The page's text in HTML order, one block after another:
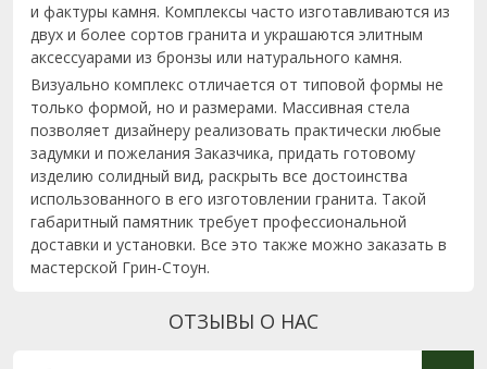
и фактуры камня. Комплексы часто изготавливаются из
двух и более сортов гранита и украшаются элитным
аксессуарами из бронзы или натурального камня.
Визуально комплекс отличается от типовой формы не
только формой, но и размерами. Массивная стела
позволяет дизайнеру реализовать практически любые
задумки и пожелания Заказчика, придать готовому
изделию солидный вид, раскрыть все достоинства
использованного в его изготовлении гранита. Такой
габаритный памятник требует профессиональной
доставки и установки. Все это также можно заказать в
мастерской Грин-Стоун.
ОТЗЫВЫ О НАС